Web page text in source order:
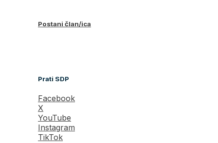
Postani član/ica
Prati SDP
Facebook
X
YouTube
Instagram
TikTok